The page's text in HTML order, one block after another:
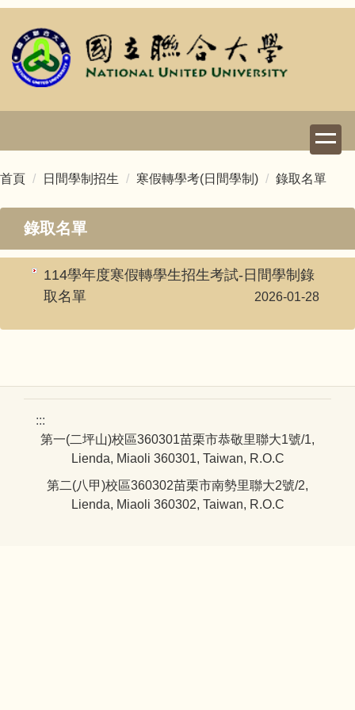
跳
主
要
首頁 日間學制招生 寒假轉學考(日間學制) 錄取名單
錄取名單
114學年度寒假轉學生招生考試-日間學制錄
取名單
2026-01-28
:::
第一(二坪山)校區360301苗栗市恭敬里聯大1號/1,
Lienda, Miaoli 360301, Taiwan, R.O.C
第二(八甲)校區360302苗栗市南勢里聯大2號/2,
Lienda, Miaoli 360302, Taiwan, R.O.C